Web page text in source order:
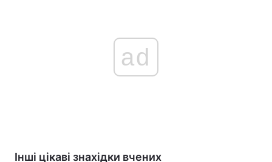
ad
Інші цікаві знахідки вчених